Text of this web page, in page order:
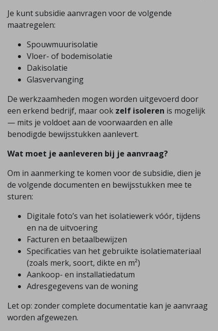
Je kunt subsidie aanvragen voor de volgende
maatregelen:
Spouwmuurisolatie
Vloer- of bodemisolatie
Dakisolatie
Glasvervanging
De werkzaamheden mogen worden uitgevoerd door
een erkend bedrijf, maar ook zelf isoleren is mogelijk
— mits je voldoet aan de voorwaarden en alle
benodigde bewijsstukken aanlevert.
Wat moet je aanleveren bij je aanvraag?
Om in aanmerking te komen voor de subsidie, dien je
de volgende documenten en bewijsstukken mee te
sturen:
Digitale foto’s van het isolatiewerk vóór, tijdens
en na de uitvoering
Facturen en betaalbewijzen
Specificaties van het gebruikte isolatiemateriaal
(zoals merk, soort, dikte en m²)
Aankoop- en installatiedatum
Adresgegevens van de woning
Let op: zonder complete documentatie kan je aanvraag
worden afgewezen.